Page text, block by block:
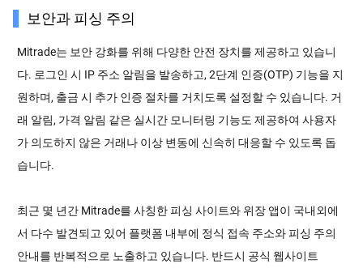
보안과 피싱 주의
Mitrade는 보안 강화를 위해 다양한 안전 장치를 제공하고 있습니
다. 로그인 시 IP 주소 알림을 발송하고, 2단계 인증(OTP) 기능을 지
원하며, 출금 시 추가 인증 절차를 거치도록 설정할 수 있습니다. 거
래 알림, 가격 알림 같은 실시간 모니터링 기능도 제공하여 사용자
가 의도하지 않은 거래나 이상 변동에 신속히 대응할 수 있도록 돕
습니다.
최근 몇 년간 Mitrade를 사칭한 피싱 사이트와 위장 앱이 국내외에
서 다수 발견되고 있어 플랫폼 내부에 정식 접속 주소와 피싱 주의
안내를 반복적으로 노출하고 있습니다. 반드시 공식 웹사이트